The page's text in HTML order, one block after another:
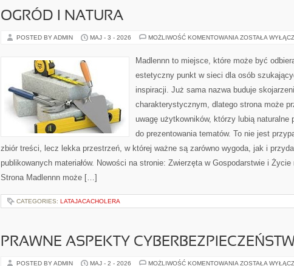
OGRÓD I NATURA
POSTED BY ADMIN MAJ - 3 - 2026 MOŻLIWOŚĆ KOMENTOWANIA OGRÓD
ZOSTAŁA
Madlennn to miejsce, które może być
estetyczny punkt w sieci dla osób
inspiracji. Już sama nazwa buduje
charakterystycznym, dlatego strona może
uwagę użytkowników, którzy lubią naturalne
do prezentowania tematów. To nie jest
zbiór treści, lecz lekka przestrzeń, w której ważne są zarówno wygoda, jak i
publikowanych materiałów. Nowości na stronie: Zwierzęta w Gospodarstwie i Życie
Strona Madlennn może […]
CATEGORIES: LATAJACACHOLERA
PRAWNE ASPEKTY
POSTED BY ADMIN MAJ - 2 - 2026 MOŻLIWOŚĆ KOMENTOWANIA PRAWNE
ZOSTAŁA